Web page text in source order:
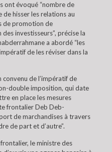
ont évoqué “nombre de
de hisser les relations au
de promotion de
investisseurs”, précise la
a abordé “les
de les réviser dans la
convenu de l’impératif de
double imposition, qui date
en place les mesures
frontalier Deb Deb-
de marchandises à travers
de part et d’autre”.
le ministre des